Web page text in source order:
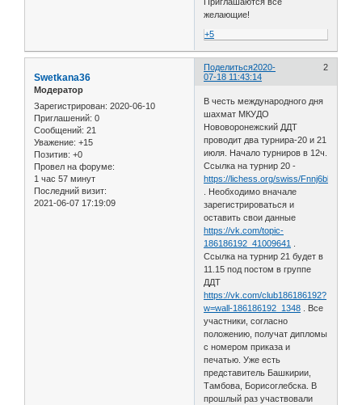
желающие!
+5
Поделиться 2
2020-
07-18 11:43:14
Swetkana36
Модератор
Зарегистрирован: 2020-06-10
Приглашений: 0
Сообщений: 21
Уважение: +15
Позитив: +0
Провел на форуме:
1 час 57 минут
Последний визит:
2021-06-07 17:19:09
В честь международного дня
шахмат МКУДО
Нововоронежский ДДТ
проводит два турнира-20 и 21
июля. Начало турниров в 12ч.
Ссылка на турнир 20 -
https://lichess.org/swiss/Fnnj6bbb
. Необходимо вначале
зарегистрироваться и
оставить свои данные
https://vk.com/topic-
186186192_41009641
Ссылка на турнир 21 будет в
11.15 под постом в группе
ДДТ
https://vk.com/club186186192?
w=wall-186186192_1348 . Все
участники, согласно
положению, получат дипломы
с номером приказа и
печатью. Уже есть
представитель Башкирии,
Тамбова, Борисоглебска. В
прошлый раз участвовали